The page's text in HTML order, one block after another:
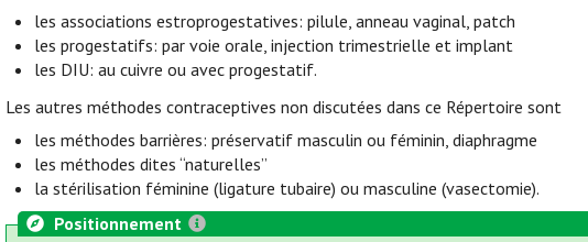
les associations estroprogestatives: pilule, anneau vaginal, patch
les progestatifs: par voie orale, injection trimestrielle et implant
les DIU: au cuivre ou avec progestatif.
Les autres méthodes contraceptives non discutées dans ce Répertoire sont
les méthodes barrières: préservatif masculin ou féminin, diaphragme
les méthodes dites “naturelles”
la stérilisation féminine (ligature tubaire) ou masculine (vasectomie).
Positionnement